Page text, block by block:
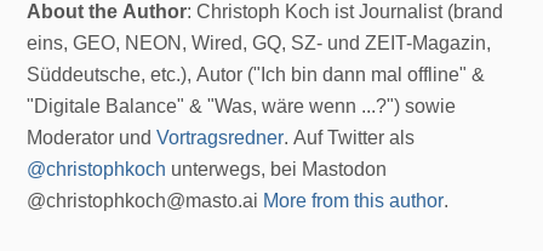
About the Author: Christoph Koch ist Journalist (brand
eins, GEO, NEON, Wired, GQ, SZ- und ZEIT-Magazin,
Süddeutsche, etc.), Autor ("Ich bin dann mal offline" &
"Digitale Balance" & "Was, wäre wenn ...?") sowie
Moderator undVortragsredner. Auf Twitter als
@christophkoch unterwegs, bei Mastodon
@christophkoch@masto.ai More from this author.